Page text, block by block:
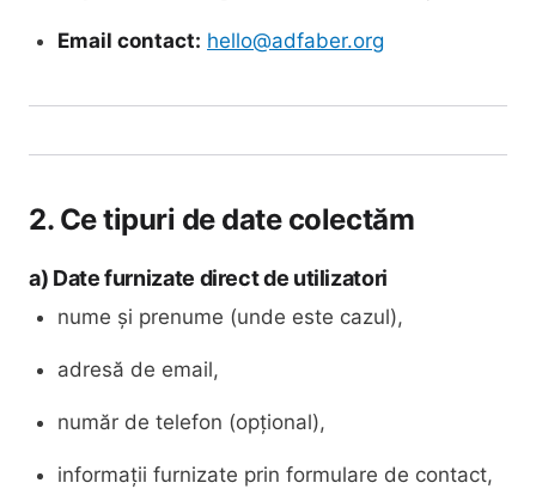
Email contact: hello@adfaber.org
2. Ce tipuri de date colectăm
a) Date furnizate direct de utilizatori
nume și prenume (unde este cazul),
adresă de email,
număr de telefon (opțional),
informații furnizate prin formulare de contact,